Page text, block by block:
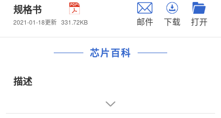
规格书
2021-01-18更新 331.72KB 邮件 下载 打开
芯片百科
描述